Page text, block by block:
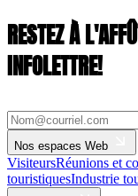
RESTEZ À
INFOLETTRE!
Nos espaces Web
VisiteursRéunions et
touristiquesIndustrie